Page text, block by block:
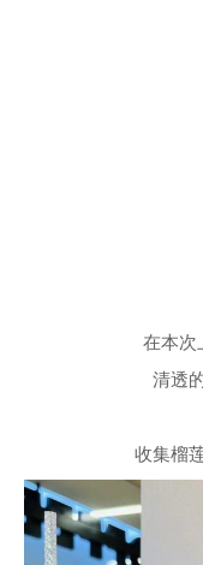
在本次
清透
收集榴